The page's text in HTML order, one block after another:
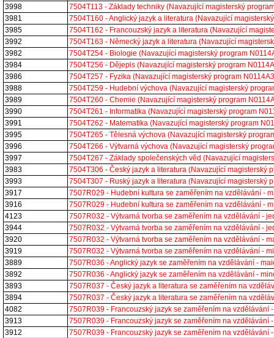
3998
7504T113 - Základy techniky (Navazující magisterský
3981
7504T160 - Anglický jazyk a literatura (Navazující
3985
7504T162 - Francouzský jazyk a literatura (Navazující
3992
7504T163 - Německý jazyk a literatura (Navazující
3982
7504T254 - Biologie (Navazující magisterský program
3984
7504T256 - Dějepis (Navazující magisterský program
3986
7504T257 - Fyzika (Navazující magisterský program
3988
7504T259 - Hudební výchova (Navazující magisterský
3989
7504T260 - Chemie (Navazující magisterský program
3990
7504T261 - Informatika (Navazující magisterský program
3991
7504T262 - Matematika (Navazující magisterský program
3995
7504T265 - Tělesná výchova (Navazující magisterský
3996
7504T266 - Výtvarná výchova (Navazující magisterský
3997
7504T267 - Základy společenských věd (Navazující
3983
7504T306 - Český jazyk a literatura (Navazující magisterský
3993
7504T307 - Ruský jazyk a literatura (Navazující magisterský
3917
7507R029 - Hudební kultura se zaměřením na vzdělávání -
3916
7507R029 - Hudební kultura se zaměřením na vzdělávání -
4123
7507R032 - Výtvarná tvorba se zaměřením na vzdělávání -
3944
7507R032 - Výtvarná tvorba se zaměřením na vzdělávání -
3920
7507R032 - Výtvarná tvorba se zaměřením na vzdělávání -
3919
7507R032 - Výtvarná tvorba se zaměřením na vzdělávání -
3889
7507R036 - Anglický jazyk se zaměřením na vzdělávání -
3892
7507R036 - Anglický jazyk se zaměřením na vzdělávání -
3893
7507R037 - Český jazyk a literatura se zaměřením na
3894
7507R037 - Český jazyk a literatura se zaměřením na
4082
7507R039 - Francouzský jazyk se zaměřením na
3913
7507R039 - Francouzský jazyk se zaměřením na vzdělávání
3912
7507R039 - Francouzský jazyk se zaměřením na vzdělávání